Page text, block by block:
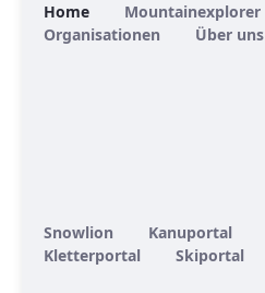
Home Mountainexplorer
Organisationen
Über uns
Snowlion
Kanuportal
Kletterportal
Skiportal